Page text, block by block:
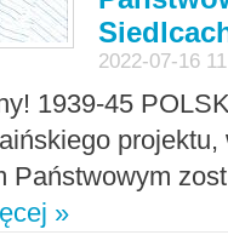
2022-07-16
1939-45
Państwowym
»